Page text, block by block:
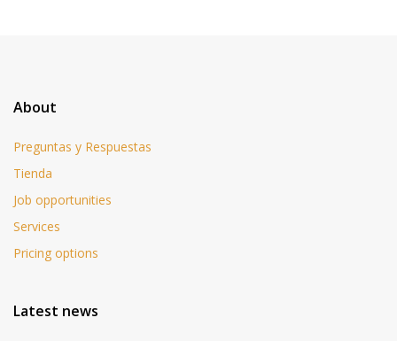
About
Preguntas y Respuestas
Tienda
Job opportunities
Services
Pricing options
Latest news